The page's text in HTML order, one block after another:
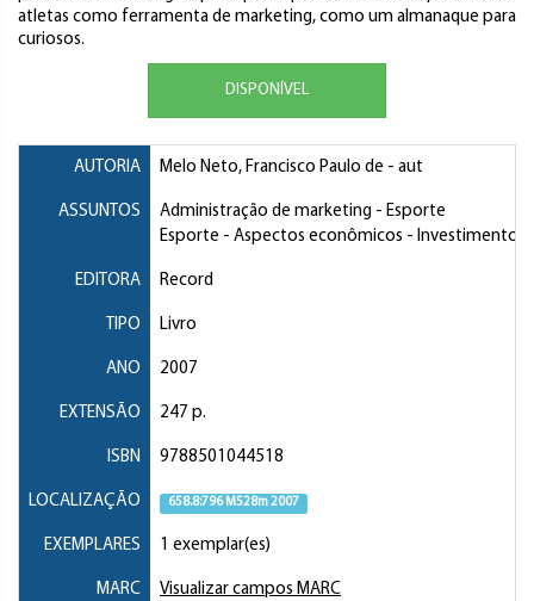
atletas como ferramenta de marketing, como um almanaque para
curiosos.
DISPONÍVEL
AUTORIA Melo Neto, Francisco Paulo de - aut
ASSUNTOS Administração de marketing - Esporte
Esporte - Aspectos econômicos - Investimentos
EDITORA Record
TIPO Livro
ANO 2007
EXTENSÃO 247 p.
ISBN 9788501044518
LOCALIZAÇÃO 658.8:796 M528m 2007
EXEMPLARES 1 exemplar(es)
MARC Visualizar campos MARC